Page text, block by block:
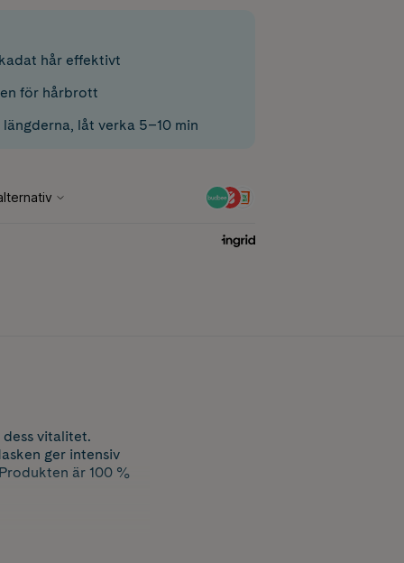
hår effektivt
för hårbrott
låt verka 5–10 min
vitalitet.
ger intensiv
är 100 %